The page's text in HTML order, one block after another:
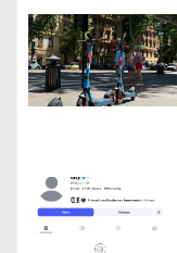
o
n
e
r